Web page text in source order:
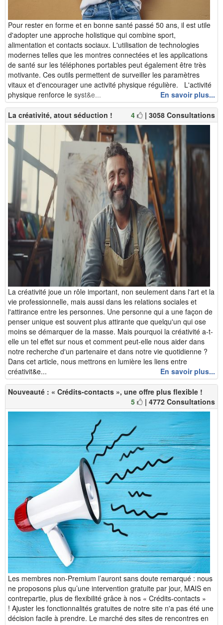
Pour rester en forme et en bonne santé passé 50 ans, il est utile
d'adopter une approche holistique qui combine sport,
alimentation et contacts sociaux. L'utilisation de technologies
modernes telles que les montres connectées et les applications
de santé sur les téléphones portables peut également être très
motivante. Ces outils permettent de surveiller les paramètres
vitaux et d'encourager une activité physique régulière. L'activité
physique renforce le syst&e...
En savoir plus...
La créativité, atout séduction ! 4 | 3058 Consultations
La créativité joue un rôle important, non seulement dans l'art et la
vie professionnelle, mais aussi dans les relations sociales et
l'attirance entre les personnes. Une personne qui a une façon de
penser unique est souvent plus attirante que quelqu'un qui ose
moins se démarquer de la masse. Mais pourquoi la créativité a-t-
elle un tel effet sur nous et comment peut-elle nous aider dans
notre recherche d'un partenaire et dans notre vie quotidienne ?
Dans cet article, nous mettrons en lumière les liens entre
créativit&e...
En savoir plus...
Nouveauté : « Crédits-contacts », une offre plus flexible !
5
| 4772 Consultations
Les membres non-Premium l’auront sans doute remarqué : nous
ne proposons plus qu’une intervention gratuite par jour, MAIS en
contrepartie, plus de flexibilité grâce à nos « Crédits-contacts »
! Ajuster les fonctionnalités gratuites de notre site n'a pas été une
décision facile à prendre. Le marché des sites de rencontres en